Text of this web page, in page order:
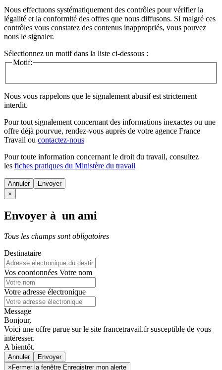
Nous effectuons systématiquement des contrôles pour vérifier la
légalité et la conformité des offres que nous diffusons. Si malgré ces
contrôles vous constatez des contenus inappropriés, vous pouvez
nous le signaler.
Sélectionnez un motif dans la liste ci-dessous :
Motif:
Nous vous rappelons que le signalement abusif est strictement
interdit.
Pour tout signalement concernant des informations inexactes ou une
offre déjà pourvue, rendez-vous auprès de votre agence France
Travail ou contactez-nous
Pour toute information concernant le droit du travail, consultez
les fiches pratiques du Ministère du travail
Annuler
×
Envoyer à un ami
Tous les champs sont obligatoires
Destinataire
Vos coordonnées Votre nom
Votre adresse électronique
Message
Bonjour,
Voici une offre parue sur le site francetravail.fr susceptible de vous
intéresser.
A bientôt.
Annuler
× Fermer la fenêtre Enregistrer mon alerte